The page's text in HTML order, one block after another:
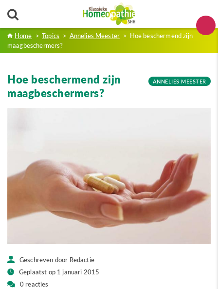
Home > Topics > Annelies Meester > Hoe beschermend zijn
maagbeschermers?
Hoe beschermend zijn
maagbeschermers?
ANNELIES MEESTER
Geschreven door Redactie
Geplaatst op 1 januari 2015
0 reacties